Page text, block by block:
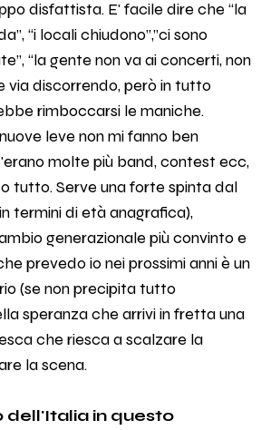
disfattista. E' facile dire che “la
“i locali chiudono”,”ci sono
“la gente non va ai concerti, non
via discorrendo, però in tutto
rimboccarsi le maniche.
leve non mi fanno ben
molte più band, contest ecc,
tutto. Serve una forte spinta dal
termini di età anagrafica),
generazionale più convinto e
prevedo io nei prossimi anni è un
(se non precipita tutto
speranza che arrivi in fretta una
che riesca a scalzare la
la scena.
dell'Italia in questo